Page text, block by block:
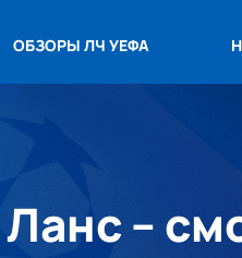
ОБЗОРЫ ЛЧ УЕФА
–